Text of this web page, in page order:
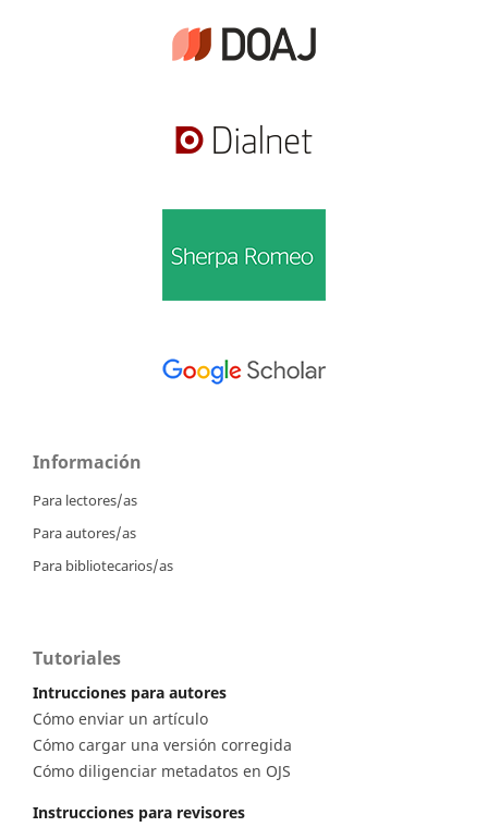
Información
Para lectores/as
Para autores/as
Para bibliotecarios/as
Tutoriales
Intrucciones para autores
Cómo enviar un artículo
Cómo cargar una versión corregida
Cómo diligenciar metadatos en OJS
Instrucciones para revisores